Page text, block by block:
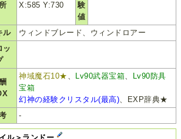
X:585 Y:730
験
値
ル
ウィンドブレード、ウィンドロアー
ッ
神域魔石10★ 、 Lv90武器宝箱、
Lv90防具
宝箱
幻神の経験クリスタル(最高)、EXP辞典★
-